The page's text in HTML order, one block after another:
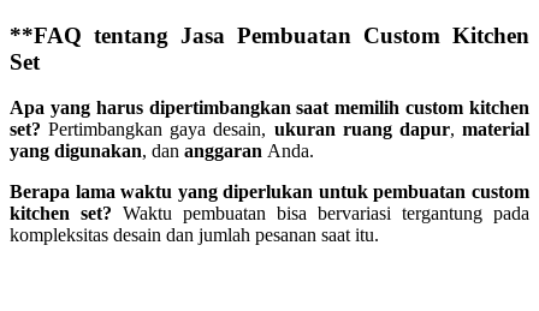
**FAQ tentang Jasa Pembuatan Custom Kitchen
Set
Apa yang harus dipertimbangkan saat memilih custom kitchen
set? Pertimbangkan gaya desain, ukuran ruang dapur,material
yang digunakan, dan anggaran Anda.
Berapa lama waktu yang diperlukan untuk pembuatan custom
kitchen set? Waktu pembuatan bisa bervariasi tergantung pada
kompleksitas desain dan jumlah pesanan saat itu.